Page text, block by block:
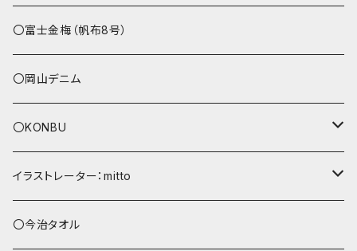
その他
〇富士金梅（帆布8号）
〇岡山デニム
〇KONBU
ショルダーバッグ
あずまバッグ
イラストレーター：mitto
シマエナガ
〇今治タオル